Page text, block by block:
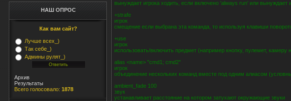
НАШ ОПРОС
Как вам сайт?
Лучше всех_)
Так себе_)
Админы рулят_)
Архив
Результаты
Всего голосовало: 1878
вынуждает игрока ходить, если включено 'always run' или вынуждает
+strafe
игрок
смещение если выбрана эта команда, то используя клавиши
+use
игрок
использовать/включить предмет (например кнопку, пулемет, камеру
alias <name> "cmd1; cmd2"
игрок
объединение нескольких команд вместе под одним алиасом
ambient_fade 100
звук
устанавливает расстояние на котором затухают окружающие звуки